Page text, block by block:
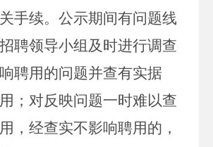
手续。公示期间有问题线
聘领导小组及时进行调查
聘用的问题并查有实据
；对反映问题一时难以查
，经查实不影响聘用的，